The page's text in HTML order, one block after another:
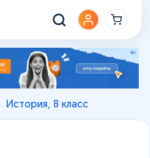
История, 8 класс